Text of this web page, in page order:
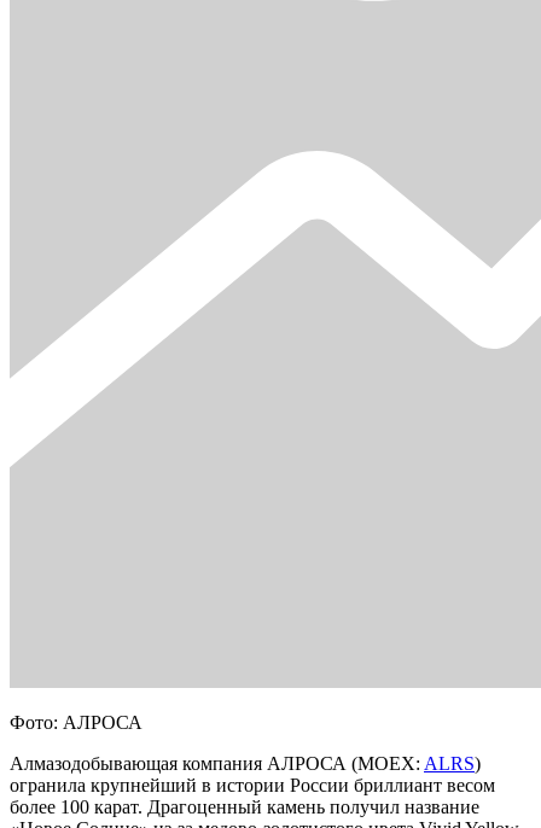
Фото: АЛРОСА
Алмазодобывающая компания АЛРОСА (MOEX: ALRS)
огранила крупнейший в истории России бриллиант весом
более 100 карат. Драгоценный камень получил название